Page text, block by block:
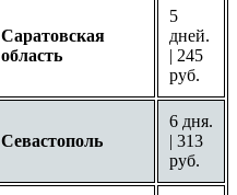
Саратовская
область
5
дней.
| 245
руб.
Севастополь
6 дня.
| 313
руб.